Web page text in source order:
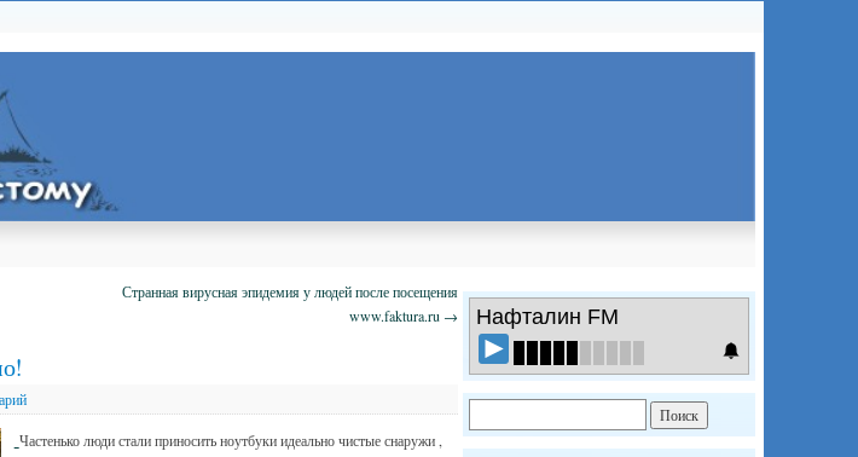
Странная вирусная эпидемия у людей после посещения
www.faktura.ru →
Частенько люди стали приносить ноутбуки идеально чистые снаружи ,
Нафталин FM